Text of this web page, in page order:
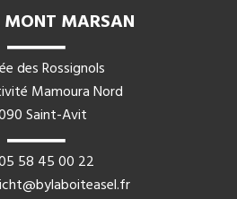
MONT MARSAN
des Rossignols
Mamoura Nord
Saint-Avit
58 45 00 22